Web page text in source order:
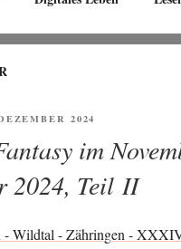
2024
im
2024, Teil II